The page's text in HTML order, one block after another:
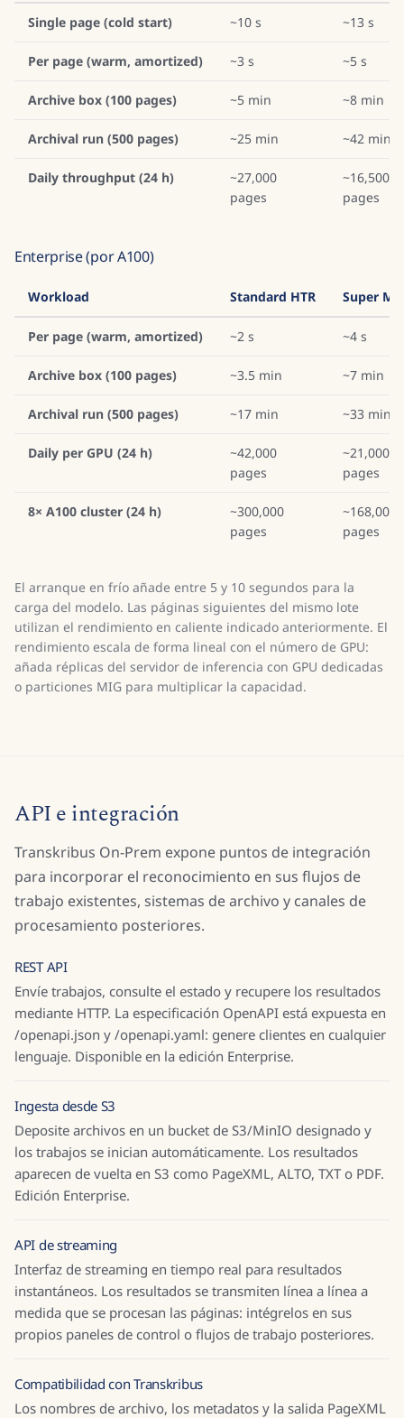
Single page (cold start) ~10 s ~13 s
Per page (warm, amortized) ~3 s ~5 s
Archive box (100 pages) ~5 min ~8 min
Archival run (500 pages) ~25 min ~42 min
Daily throughput (24 h)
~27,000
pages
~16,500
pages
Enterprise (por A100)
Workload Standard HTR Super
Per page (warm, amortized) ~2 s ~4 s
Archive box (100 pages) ~3.5 min ~7 min
Archival run (500 pages) ~17 min ~33 min
Daily per GPU (24 h)
~42,000
pages
~21,000
pages
8× A100 cluster (24 h)
~300,000
pages
~168,000
pages
El arranque en frío añade entre 5 y 10 segundos para la
carga del modelo. Las páginas siguientes del mismo lote
utilizan el rendimiento en caliente indicado anteriormente. El
rendimiento escala de forma lineal con el número de GPU:
añada réplicas del servidor de inferencia con GPU dedicadas
o particiones MIG para multiplicar la capacidad.
API e integración
Transkribus On-Prem expone puntos de integración
para incorporar el reconocimiento en sus flujos de
trabajo existentes, sistemas de archivo y canales de
procesamiento posteriores.
REST API
Envíe trabajos, consulte el estado y recupere los resultados
mediante HTTP. La especificación OpenAPI está expuesta en
/openapi.json y /openapi.yaml: genere clientes en cualquier
lenguaje. Disponible en la edición Enterprise.
Ingesta desde S3
Deposite archivos en un bucket de S3/MinIO designado y
los trabajos se inician automáticamente. Los resultados
aparecen de vuelta en S3 como PageXML, ALTO, TXT o PDF.
Edición Enterprise.
API de streaming
Interfaz de streaming en tiempo real para resultados
instantáneos. Los resultados se transmiten línea a línea a
medida que se procesan las páginas: intégrelos en sus
propios paneles de control o flujos de trabajo posteriores.
Compatibilidad con Transkribus
Los nombres de archivo, los metadatos y la salida PageXML